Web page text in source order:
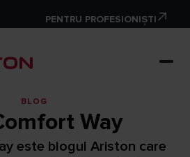
PENTRU PROFESIONIȘTI
BLOG
Way
este blogul Ariston care